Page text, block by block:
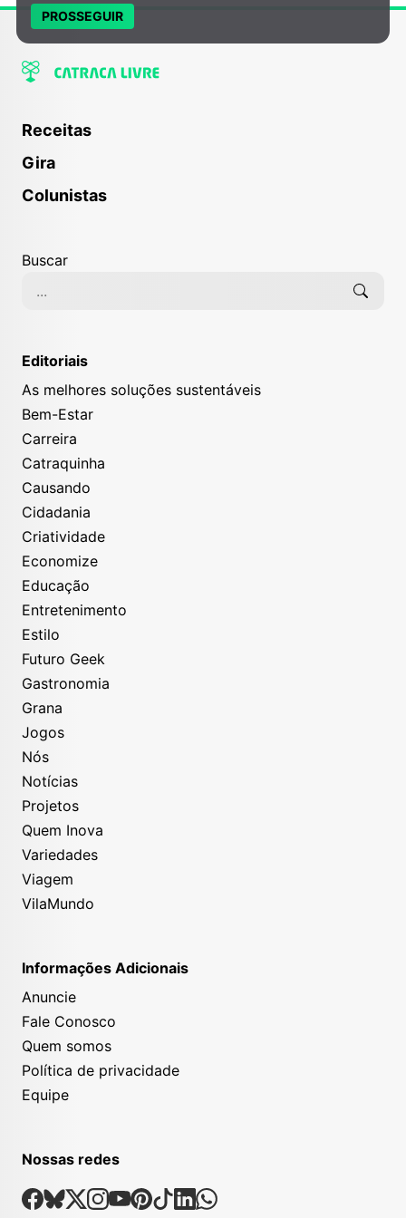
Receitas
Gira
Colunistas
Buscar
Editoriais
As melhores soluções sustentáveis
Bem-Estar
Carreira
Catraquinha
Causando
Cidadania
Criatividade
Economize
Educação
Entretenimento
Estilo
Futuro Geek
Gastronomia
Grana
Jogos
Nós
Notícias
Projetos
Quem Inova
Variedades
Viagem
VilaMundo
Informações Adicionais
Anuncie
Fale Conosco
Quem somos
Política de privacidade
Equipe
Nossas redes
Nossas Redes Sociais
Facebook
Bsky
X Instagram
Youtube
Pinterest
TiktokLinkedin
Whatsapp
PROSSEGUIR